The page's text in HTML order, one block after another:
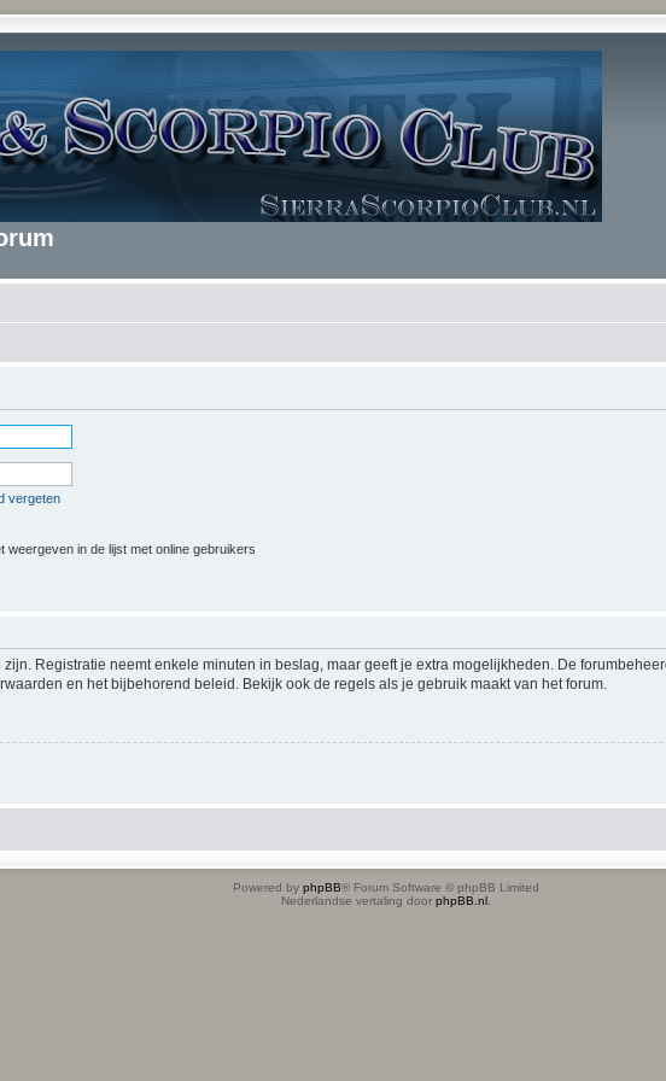
vergeten
weergeven in de lijst met online gebruikers
Registratie neemt enkele minuten in beslag, maar geeft je extra mogelijkheden. De
en het bijbehorend beleid. Bekijk ook de regels als je gebruik maakt van het forum.
Powered by phpBB® Forum Software © phpBB Limited
Nederlandse vertaling door phpBB.nl.